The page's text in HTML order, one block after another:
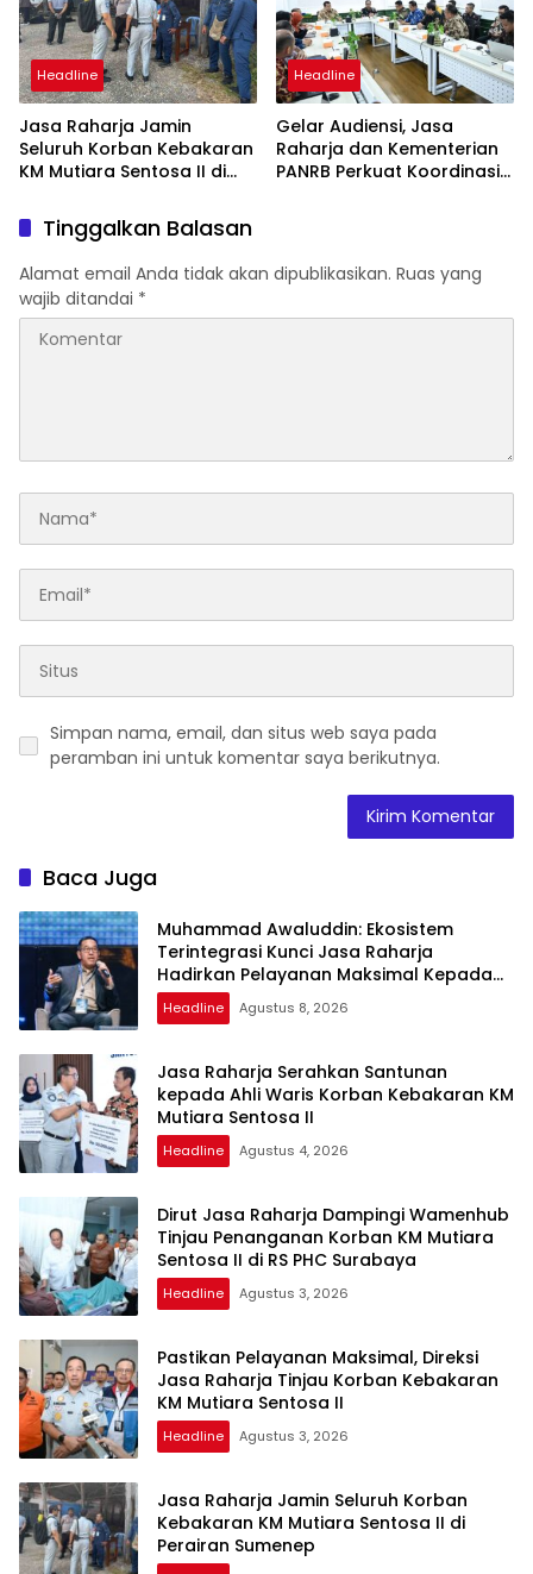
Headline
Jasa Raharja Jamin
Seluruh Korban Kebakaran
KM Mutiara Sentosa II di
Headline
Gelar Audiensi, Jasa
Raharja dan Kementerian
PANRB Perkuat Koordinasi
Tinggalkan Balasan
Alamat email Anda tidak akan dipublikasikan. Ruas yang
wajib ditandai *
Simpan nama, email, dan situs web saya pada
peramban ini untuk komentar saya berikutnya.
Baca Juga
Muhammad Awaluddin: Ekosistem
Terintegrasi Kunci Jasa Raharja
Hadirkan Pelayanan Maksimal Kepada
Masyarakat
Headline Agustus 8, 2026
Jasa Raharja Serahkan Santunan
kepada Ahli Waris Korban Kebakaran KM
Mutiara Sentosa II
Headline Agustus 4, 2026
Dirut Jasa Raharja Dampingi Wamenhub
Tinjau Penanganan Korban KM Mutiara
Sentosa II di RS PHC Surabaya
Headline Agustus 3, 2026
Pastikan Pelayanan Maksimal, Direksi
Jasa Raharja Tinjau Korban Kebakaran
KM Mutiara Sentosa II
Headline Agustus 3, 2026
Jasa Raharja Jamin Seluruh Korban
Kebakaran KM Mutiara Sentosa II di
Perairan Sumenep